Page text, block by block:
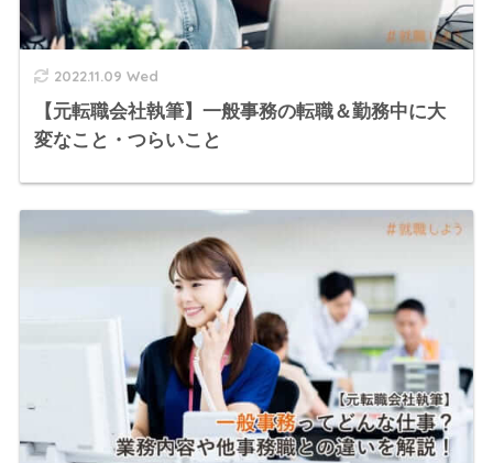
2022.11.09 Wed
【元転職会社執筆】一般事務の転職＆勤務中に大
変なこと・つらいこと